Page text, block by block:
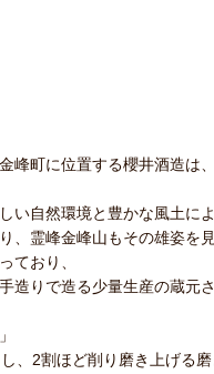
峰町に位置する櫻井酒造は
い自然環境と豊かな風土に
、霊峰金峰山もその雄姿を
ており、
造りで造る少量生産の蔵元さ
、2割ほど削り磨き上げる磨